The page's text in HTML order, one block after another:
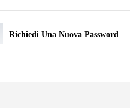
Richiedi Una Nuova Password